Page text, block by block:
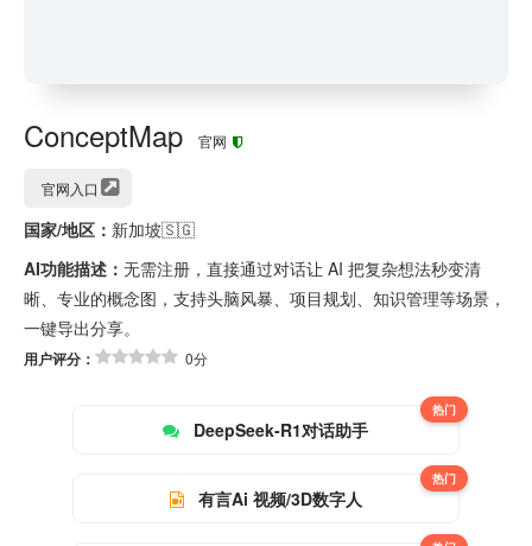
ConceptMap 官网
官网入口
国家/地区： 新加坡🇸🇬
AI功能描述： 无需注册，直接通过对话让 AI 把复杂想法秒变清
晰、专业的概念图，支持头脑风暴、项目规划、知识管理等场景，
一键导出分享。
用户评分： 0分
DeepSeek-R1对话助手
热门
有言Ai 视频/3D数字人
热门